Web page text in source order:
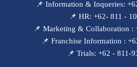
📌 Information & Inqueries:
📌 HR: +62- 811 -
📌 Marketing & Collaboration :
📌 Franchise Information :
📌 Trials: +62 - 811-